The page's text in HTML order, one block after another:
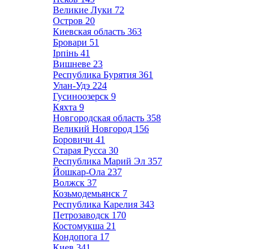
Великие Луки 72
Остров 20
Киевская область 363
Бровари 51
Ірпінь 41
Вишневе 23
Республика Бурятия 361
Улан-Удэ 224
Гусиноозерск 9
Кяхта 9
Новгородская область 358
Великий Новгород 156
Боровичи 41
Старая Русса 30
Республика Марий Эл 357
Йошкар-Ола 237
Волжск 37
Козьмодемьянск 7
Республика Карелия 343
Петрозаводск 170
Костомукша 21
Кондопога 17